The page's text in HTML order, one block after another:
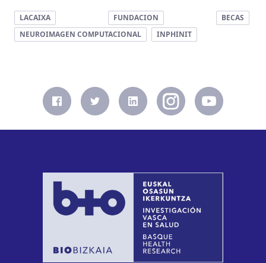
LACAIXA FUNDACION
BECAS
NEUROIMAGEN COMPUTACIONAL
INPHINIT